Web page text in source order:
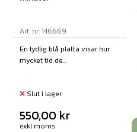
Art. nr: 146669
En tydlig blå platta visar hur
mycket tid de...
Slut i lager
550,00 kr
exkl moms